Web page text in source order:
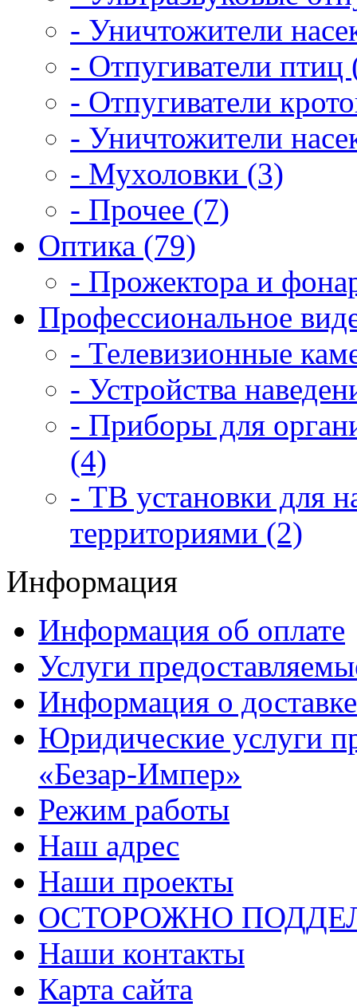
- Уничтожители
- Отпугиватели птиц
- Отпугиватели
- Уничтожители
- Мухоловки (3)
- Прочее (7)
Оптика (79)
- Прожектора и
Профессиональное
- Телевизионные
- Устройства
- Приборы для
(4)
- ТВ установки для
территориями (2)
Информация
Информация об оплате
Услуги
Информация о доставке
Юридические услуги
«Безар-Импер»
Режим работы
Наш адрес
Наши проекты
ОСТОРОЖНО
Наши контакты
Карта сайта